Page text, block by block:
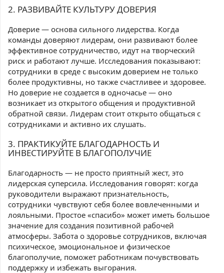
2. РАЗВИВАЙТЕ КУЛЬТУРУ ДОВЕРИЯ
Доверие — основа сильного лидерства. Когда
команды доверяют лидерам, они развивают более
эффективное сотрудничество, идут на творческий
риск и работают лучше. Исследования показывают:
сотрудники в среде с высоким доверием не только
более продуктивны, но также счастливее и здоровее.
Но доверие не создается в одночасье — оно
возникает из открытого общения и продуктивной
обратной связи. Лидерам стоит открыто общаться с
сотрудниками и активно их слушать.
3. ПРАКТИКУЙТЕ БЛАГОДАРНОСТЬ И
ИНВЕСТИРУЙТЕ В БЛАГОПОЛУЧИЕ
Благодарность — не просто приятный жест, это
лидерская суперсила. Исследования говорят: когда
руководители выражают признательность,
сотрудники чувствуют себя более вовлеченными и
лояльными. Простое «спасибо» может иметь большое
значение для создания позитивной рабочей
атмосферы. Забота о здоровье сотрудников, включая
психическое, эмоциональное и физическое
благополучие, поможет работникам почувствовать
поддержку и избежать выгорания.